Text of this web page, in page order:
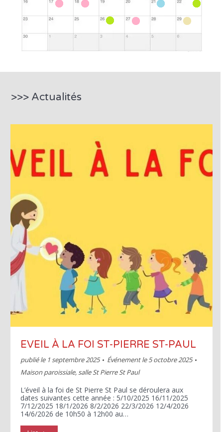
>>> Actualités
EVEIL À LA FOI ST-PIERRE ST-PAUL
publié le 1 septembre 2025
Événement le 5 octobre 2025
Maison paroissiale, salle St Pierre St Paul
L’éveil à la foi de St Pierre St Paul se déroulera aux
dates suivantes cette année : 5/10/2025 16/11/2025
7/12/2025 18/1/2026 8/2/2026 22/3/2026 12/4/2026
14/6/2026 de 10h50 à 12h00 au…